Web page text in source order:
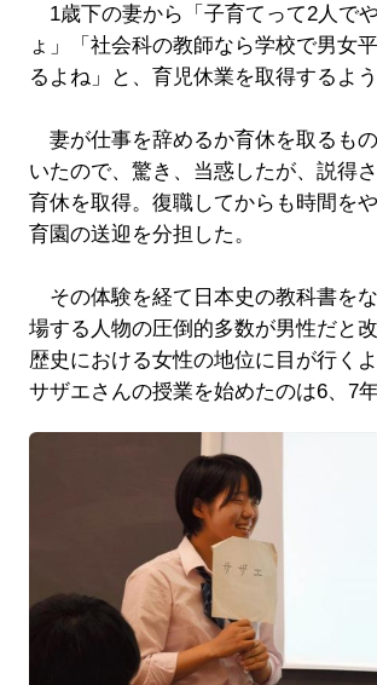
1歳下の妻から「子育てって2人で
ょ」「社会科の教師なら学校で男女
るよね」と、育児休業を取得するよう
妻が仕事を辞めるか育休を取るも
いたので、驚き、当惑したが、説得
育休を取得。復職してからも時間を
育園の送迎を分担した。
その体験を経て日本史の教科書を
場する人物の圧倒的多数が男性だと改
歴史における女性の地位に目が行くよ
サザエさんの授業を始めたのは6、7年